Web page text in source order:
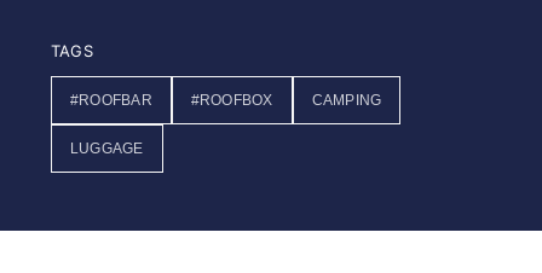
TAGS
#ROOFBAR #ROOFBOX CAMPING
LUGGAGE